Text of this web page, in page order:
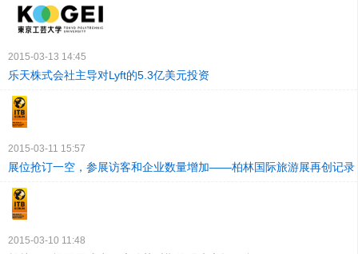
2015-03-13 14:45
乐天株式会社主导对Lyft的5.3亿美元投资
2015-03-11 15:57
展位抢订一空，参展访客和企业数量增加——柏林国际旅游展再创记录
2015-03-10 11:48